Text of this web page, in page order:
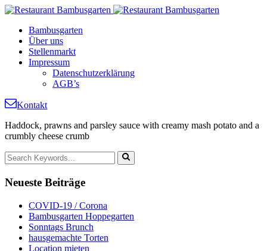
Bambusgarten
Über uns
Stellenmarkt
Impressum
Datenschutzerklärung
AGB’s
Kontakt
Haddock, prawns and parsley sauce with creamy mash potato and a
crumbly cheese crumb
Neueste Beiträge
COVID-19 / Corona
Bambusgarten Hoppegarten
Sonntags Brunch
hausgemachte Torten
Location mieten